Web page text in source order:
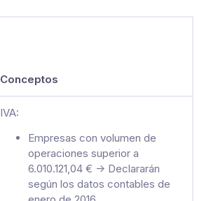
Conceptos
IVA:
Empresas con volumen de
operaciones superior a
6.010.121,04 € -> Declararán
según los datos contables de